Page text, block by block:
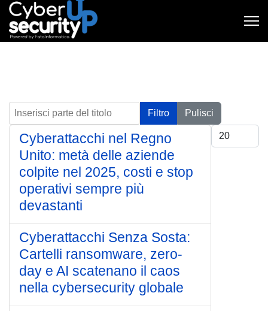
Inserisci parte del titolo Filtro
Pulisci
Visualizza #
Cyberattacchi nel Regno
Unito: metà delle aziende
colpite nel 2025, costi e stop
operativi sempre più
devastanti
Cyberattacchi Senza Sosta:
Cartelli ransomware, zero-
day e AI scatenano il caos
nella cybersecurity globale